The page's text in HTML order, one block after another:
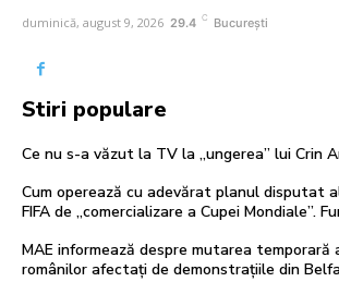
duminică, august 9, 2026 29.4 C București
Stiri populare
Ce nu s-a văzut la TV la „ungerea” lui Crin
Cum operează cu adevărat planul disputat
FIFA de „comercializare a Cupei Mondiale”.
MAE informează despre mutarea
românilor afectați de demonstrațiile din